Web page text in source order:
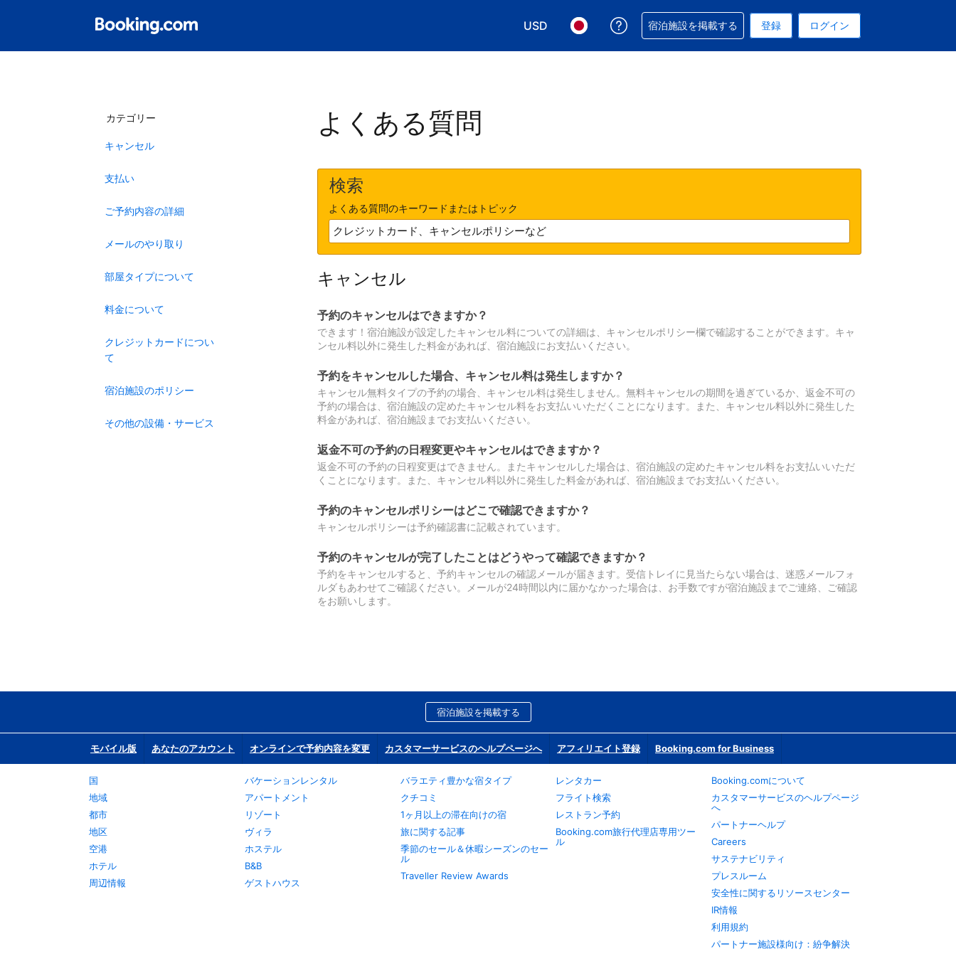
USD
表示通貨を選択. 現在選択中の表示通貨はUSドルです
言語を選択. 現在選択中の言語は日本語です
予約に関するサポートを受けられます
宿泊施設を掲載する 登録 ログイン
カテゴリー
キャンセル
支払い
ご予約内容の詳細
メールのやり取り
部屋タイプについて
料金について
クレジットカードについ
て
宿泊施設のポリシー
その他の設備・サービス
よくある質問
検索
よくある質問のキーワードまたはトピック
キャンセル
予約のキャンセルはできますか？
できます！宿泊施設が設定したキャンセル料についての詳細は、キャンセルポリシー欄で確認することができます。キャ
ンセル料以外に発生した料金があれば、宿泊施設にお支払いください。
予約をキャンセルした場合、キャンセル料は発生しますか？
キャンセル無料タイプの予約の場合、キャンセル料は発生しません。無料キャンセルの期間を過ぎているか、返金不可の
予約の場合は、宿泊施設の定めたキャンセル料をお支払いいただくことになります。また、キャンセル料以外に発生した
料金があれば、宿泊施設までお支払いください。
返金不可の予約の日程変更やキャンセルはできますか？
返金不可の予約の日程変更はできません。またキャンセルした場合は、宿泊施設の定めたキャンセル料をお支払いいただ
くことになります。また、キャンセル料以外に発生した料金があれば、宿泊施設までお支払いください。
予約のキャンセルポリシーはどこで確認できますか？
キャンセルポリシーは予約確認書に記載されています。
予約のキャンセルが完了したことはどうやって確認できますか？
予約をキャンセルすると、予約キャンセルの確認メールが届きます。受信トレイに見当たらない場合は、迷惑メールフォ
ルダもあわせてご確認ください。メールが24時間以内に届かなかった場合は、お手数ですが宿泊施設までご連絡、ご確認
をお願いします。
宿泊施設を掲載する
モバイル版 あなたのアカウント オンラインで予約内容を変更 カスタマーサービスのヘルプページへ アフィリエイト登録 Booking.com for Business
国
地域
都市
地区
空港
ホテル
周辺情報
バケーションレンタル
アパートメント
リゾート
ヴィラ
ホステル
B&B
ゲストハウス
バラエティ豊かな宿タイプ
クチコミ
1ヶ月以上の滞在向けの宿
旅に関する記事
季節のセール＆休暇シーズンのセー
ル
Traveller Review Awards
レンタカー
フライト検索
レストラン予約
Booking.com旅行代理店専用ツー
ル
Booking.comについて
カスタマーサービスのヘルプページ
へ
パートナーヘルプ
Careers
サステナビリティ
プレスルーム
安全性に関するリソースセンター
IR情報
利用規約
パートナー施設様向け：紛争解決